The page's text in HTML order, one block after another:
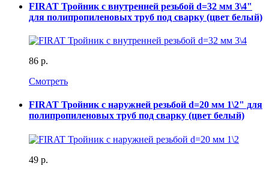
FIRAT Тройник с внутренней резьбой d=32 мм 3\4"
для полипропиленовых труб под сварку (цвет белый)
86 р.
Смотреть
FIRAT Тройник с наружней резьбой d=20 мм 1\2" для
полипропиленовых труб под сварку (цвет белый)
49 р.